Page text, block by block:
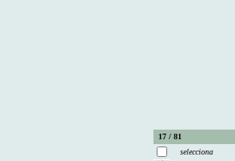
17 / 81
selecciona